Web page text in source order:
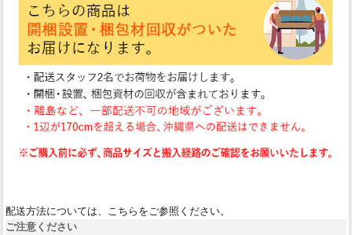
配送方法については、こちらをご参照ください。
ご注意ください